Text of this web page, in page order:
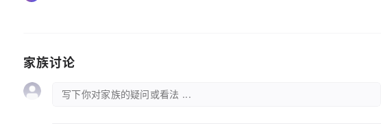
家族讨论
写下你对家族的疑问或看法 ...